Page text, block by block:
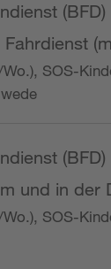
SOS-
und in der
SOS-